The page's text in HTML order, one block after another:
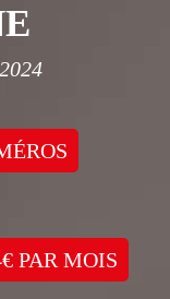
PAR MOIS